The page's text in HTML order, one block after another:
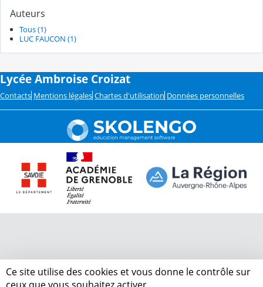
Auteurs
Tous (1)
LUC FAUCON (1)
Lycée Ambroise Croizat
Contacts Mentions légales Chartes d'utilisation Données personnelles
Ce site utilise des cookies et vous donne le contrôle sur